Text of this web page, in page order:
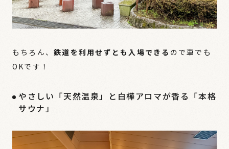
もちろん、鉄道を利用せずとも入場できる ので車でも
OKです！
やさしい「天然温泉」と白樺アロマが香る「本格
サウナ」